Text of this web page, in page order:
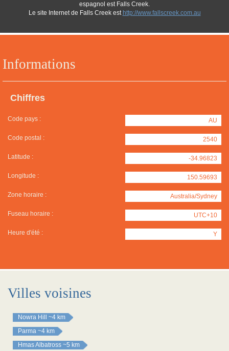
Informations
Chiffres
Code pays : AU
Code postal : 2540
Latitude : -34.96823
Longitude : 150.59693
Zone horaire : Australia/Sydney
Fuseau horaire : UTC+10
Heure d'été : Y
espagnol est Falls Creek.
Le site Internet de Falls Creek est http://www.fallscreek.com.au
Villes voisines
Nowra Hill
~4 km
Parma ~4 km
Hmas Albatross ~5 km